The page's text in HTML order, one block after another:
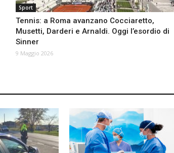
Sport
Tennis: a Roma avanzano Cocciaretto,
Musetti, Darderi e Arnaldi. Oggi l’esordio di
Sinner
9 Maggio 2026